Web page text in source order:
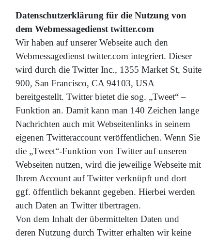
Datenschutzerklärung für die Nutzung von
dem Webmessagedienst twitter.com
Wir haben auf unserer Webseite auch den
Webmessagedienst twitter.com integriert. Dieser
wird durch die Twitter Inc., 1355 Market St, Suite
900, San Francisco, CA 94103, USA
bereitgestellt. Twitter bietet die sog. „Tweet“ –
Funktion an. Damit kann man 140 Zeichen lange
Nachrichten auch mit Webseitenlinks in seinem
eigenen Twitteraccount veröffentlichen. Wenn Sie
die „Tweet“-Funktion von Twitter auf unseren
Webseiten nutzen, wird die jeweilige Webseite mit
Ihrem Account auf Twitter verknüpft und dort
ggf. öffentlich bekannt gegeben. Hierbei werden
auch Daten an Twitter übertragen.
Von dem Inhalt der übermittelten Daten und
deren Nutzung durch Twitter erhalten wir keine